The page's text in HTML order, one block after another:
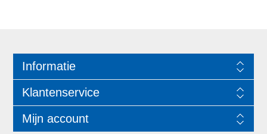
Informatie
Klantenservice
Mijn account